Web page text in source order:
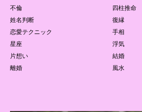
不倫
四柱推命
姓名判断
復縁
恋愛テクニック
手相
星座
浮気
片想い
結婚
離婚
風水